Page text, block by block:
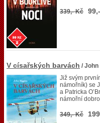
339,- Kč
V císařských barvách / John
Již svým
námořník) se
a Patricka
námořní
349,- Kč